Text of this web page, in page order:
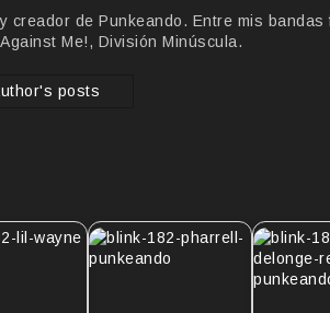
creador de Punkeando. Entre mis
Me!, División Minúscula.
posts